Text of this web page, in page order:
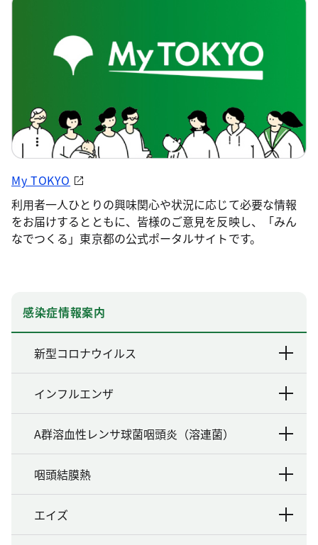
My TOKYO
利用者一人ひとりの興味関心や状況に応じて必要な情報
をお届けするとともに、皆様のご意見を反映し、「みん
なでつくる」東京都の公式ポータルサイトです。
感染症情報案内
新型コロナウイルス
インフルエンザ
A群溶血性レンサ球菌咽頭炎（溶連菌）
咽頭結膜熱
エイズ